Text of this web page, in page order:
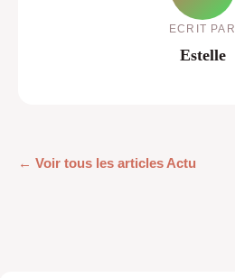
ECRIT PAR
Estelle
← Voir tous les articles Actu